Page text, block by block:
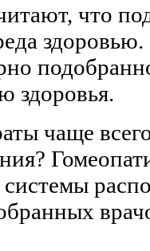
что
здоровья.
чаще